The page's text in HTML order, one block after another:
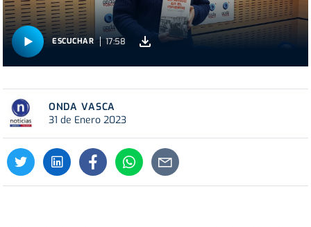
ESCUCHAR 17:58
ONDA VASCA
31 de Enero 2023